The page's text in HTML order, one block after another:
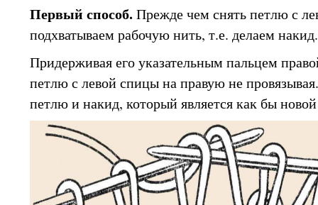
Первый способ.Прежде чем снять петлю с
подхватываем рабочую нить, т.е. делаем накид.
Придерживая его указательным пальцем
петлю с левой спицы на правую не
петлю и накид, который является как бы